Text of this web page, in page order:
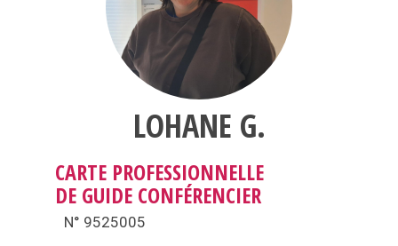
LOHANE G.
CARTE PROFESSIONNELLE
DE GUIDE CONFÉRENCIER
N° 9525005